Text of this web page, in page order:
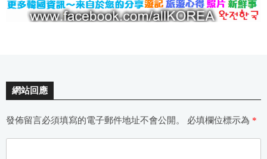
網站回應
發佈留言必須填寫的電子郵件地址不會公開。 必填欄位標示為 *